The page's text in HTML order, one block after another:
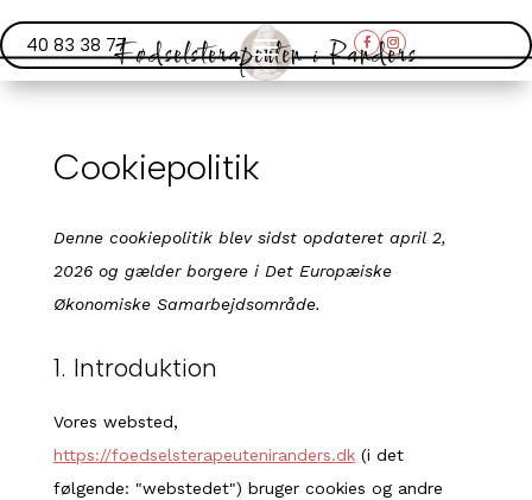
40 83 38 77Fødselsterapeuten i Randers
Cookiepolitik
Denne cookiepolitik blev sidst opdateret april 2,
2026 og gælder borgere i Det Europæiske
Økonomiske Samarbejdsområde.
1. Introduktion
Vores websted,
https://foedselsterapeuteniranders.dk(i det
følgende: "webstedet") bruger cookies og andre